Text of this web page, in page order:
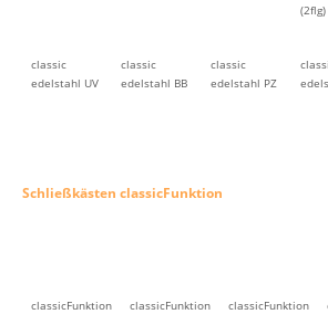
(2flg)
classic
edelstahl UV
classic
edelstahl BB
classic
edelstahl PZ
Schließkästen classicFunktion
classicFunktion
classicFunktion
classicFunktion